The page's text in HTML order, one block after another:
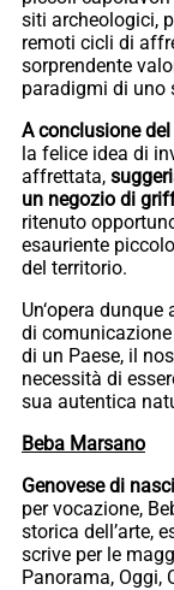
siti archeologici,
remoti cicli di
sorprendente
paradigmi di uno
A conclusione
la felice idea di
affrettata,
un negozio di
ritenuto
esauriente
del territorio.
Un‘opera
di
di un Paese, il
necessità di
sua autentica
Beba Marsano
Genovese di
per vocazione,
storica dell’arte,
scrive per le
Panorama, Oggi,